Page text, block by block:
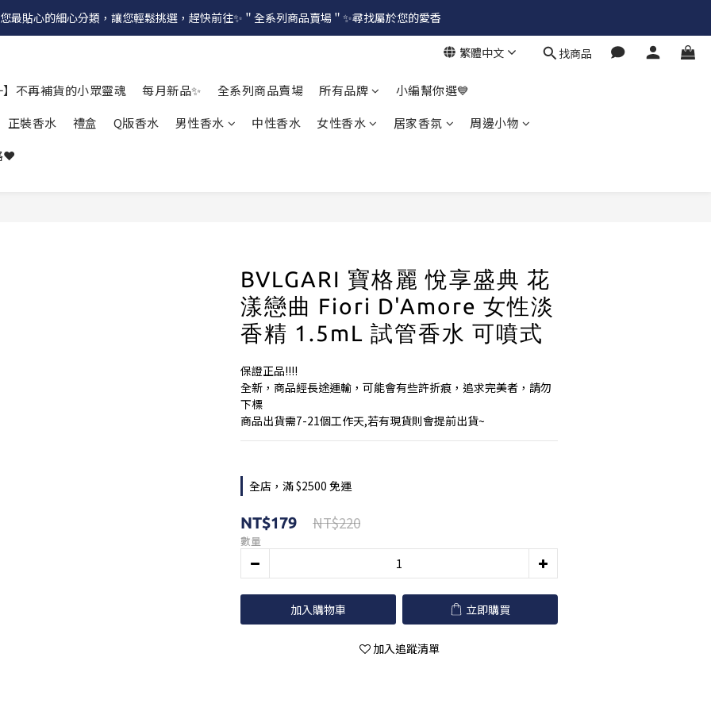
最貼心的細心分類，讓您輕鬆挑選，趕快前往✨＂全系列商品賣場＂✨尋找屬於您的愛香
繁體中文 找商品
不再補貨的小眾靈魂 每月新品✨ 全系列商品賣場 所有品牌
小編幫你選💙
正裝香水
禮盒 Q版香水 男性香水 中性香水 女性香水 居家香氛
周邊小物
❤️
BVLGARI 寶格麗 悅享盛典 花
漾戀曲 Fiori D'Amore 女性淡
香精 1.5mL 試管香水 可噴式
保證正品!!!!
全新，商品經長途運輸，可能會有些許折痕，追求完美者，請勿
下標
商品出貨需7-21個工作天,若有現貨則會提前出貨~
全店，滿 $2500 免運
NT$179 NT$220
數量
加入購物車 立即購買
加入追蹤清單